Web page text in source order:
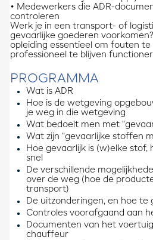
• Medewerkers die ADR-
controleren
Werk je in een transport- of
gevaarlijke goederen
opleiding essentieel om fouten te
professioneel te blijven
PROGRAMMA
Wat is ADR
Hoe is de wetgeving
je weg in die wetgeving
Wat bedoelt men met
Wat zijn “gevaarlijke stoffen
Hoe gevaarlijk is (w)elke stof,
snel
De verschillende
over de weg (hoe de
transport)
De uitzonderingen, en hoe te
Controles voorafgaand aan
Documenten van het
chauffeur